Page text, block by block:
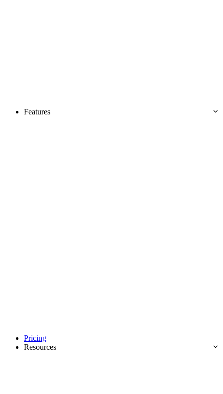
Features
Pricing
Resources